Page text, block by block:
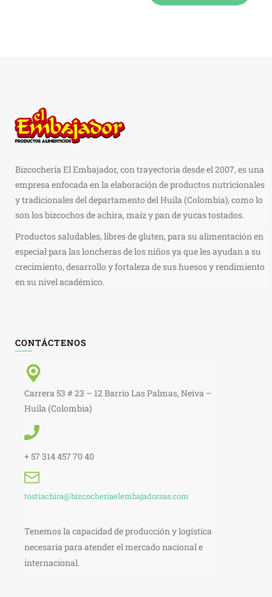
Bizcochería El Embajador, con trayectoria desde el 2007, es una
empresa enfocada en la elaboración de productos nutricionales
y tradicionales del departamento del Huila (Colombia), como lo
son los bizcochos de achira, maíz y pan de yucas tostados.
Productos saludables, libres de gluten, para su alimentación en
especial para las loncheras de los niños ya que les ayudan a su
crecimiento, desarrollo y fortaleza de sus huesos y rendimiento
en su nivel académico.
CONTÁCTENOS
Carrera 53 # 23 – 12 Barrio Las Palmas, Neiva –
Huila (Colombia)
+ 57 314 457 70 40
tostiachira@bizcocheriaelembajadorsas.com
Tenemos la capacidad de producción y logística
necesaria para atender el mercado nacional e
internacional.